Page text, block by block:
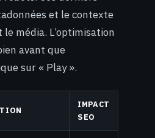
et le contexte
média. L’optimisation
avant que
sur « Play ».
IMPACT
SEO